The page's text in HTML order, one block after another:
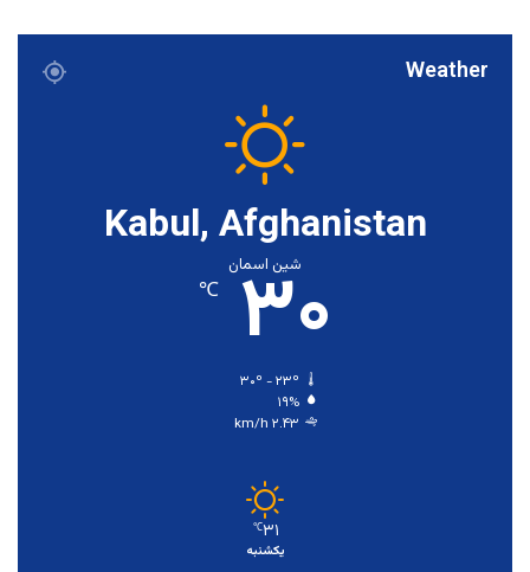
Weather
Kabul, Afghanistan
شین اسمان
۳۰ ℃
۱۹%
۲.۴۳ km/h
۳۱℃
یکشنبه